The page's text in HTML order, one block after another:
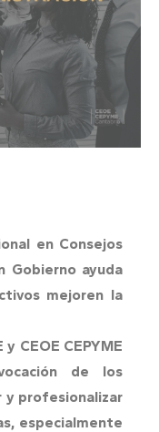
en Consejos
Gobierno ayuda
mejoren la
CEOE CEPYME
de los
y profesionalizar
especialmente